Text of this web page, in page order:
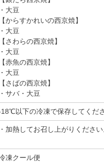
・大豆
【からすかれいの西京焼】
・大豆
【さわらの西京焼】
・大豆
【赤魚の西京焼】
・大豆
【さばの西京焼】
・サバ・大豆
以下の冷凍で保存してくださ
・加熱してお召し上がりください
凍クール便